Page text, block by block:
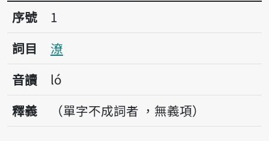
序號1潦
序號
1
詞目
潦
音讀
ló
釋義
（單字不成詞者 ，無義項）